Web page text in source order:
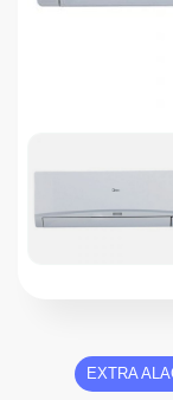
EXTRA